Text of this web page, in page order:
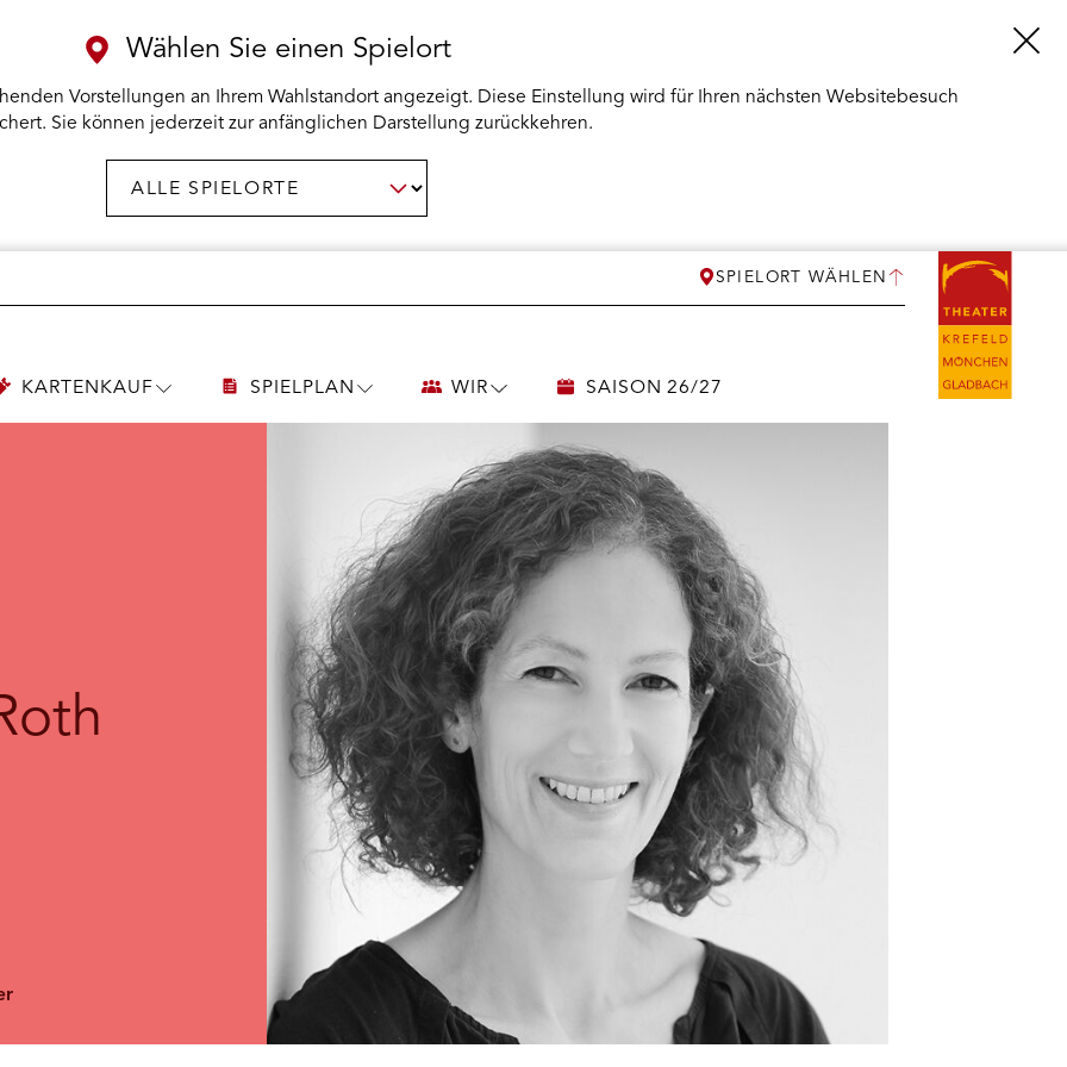
SPIELORT WÄHLEN
Wählen Sie einen Spielort
Vorstellungen an Ihrem Wahlstandort angezeigt. Diese Einstellung wird für Ihren nächsten Websitebesuch
Sie können jederzeit zur anfänglichen Darstellung zurückkehren.
KARTENKAUF UNTERMENÜSPIELPLAN UNTERMENÜ
WIR UNTERMENÜSAISON 26/27